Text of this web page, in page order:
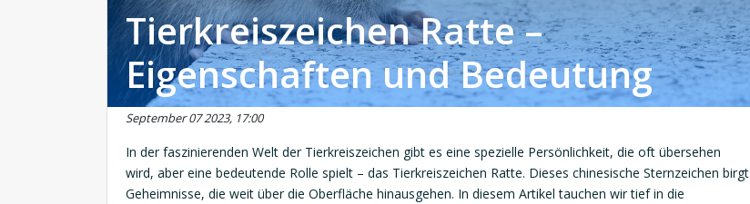
Tierkreiszeichen Ratte –
Eigenschaften und Bedeutung
September 07 2023, 17:00
In der faszinierenden Welt der Tierkreiszeichen gibt es eine spezielle Persönlichkeit, die oft übersehen
wird, aber eine bedeutende Rolle spielt – das Tierkreiszeichen Ratte. Dieses chinesische Sternzeichen birgt
Geheimnisse, die weit über die Oberfläche hinausgehen. In diesem Artikel tauchen wir tief in die